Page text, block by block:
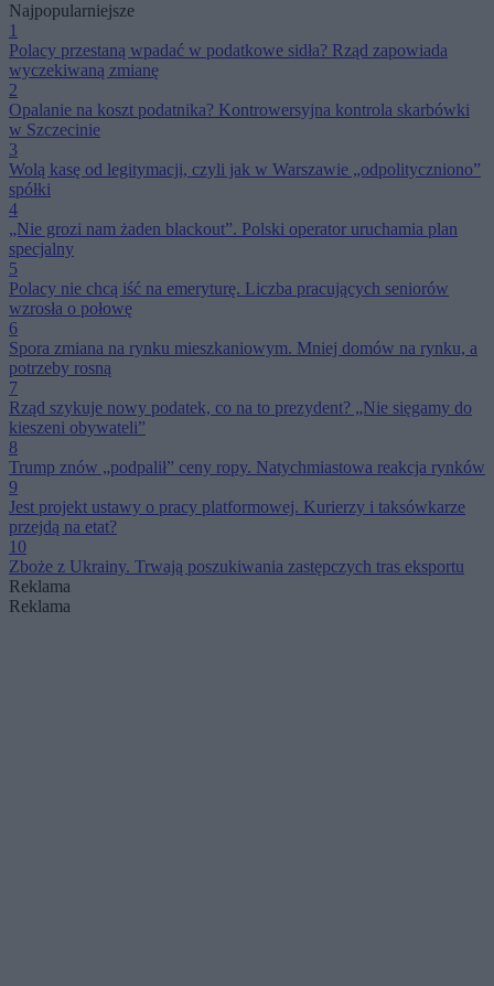
Najpopularniejsze
1
Polacy przestaną wpadać w podatkowe sidła? Rząd zapowiada
wyczekiwaną zmianę
2
Opalanie na koszt podatnika? Kontrowersyjna kontrola skarbówki
w Szczecinie
3
Wolą kasę od legitymacji, czyli jak w Warszawie „odpolityczniono”
spółki
4
„Nie grozi nam żaden blackout”. Polski operator uruchamia plan
specjalny
5
Polacy nie chcą iść na emeryturę. Liczba pracujących seniorów
wzrosła o połowę
6
Spora zmiana na rynku mieszkaniowym. Mniej domów na rynku, a
potrzeby rosną
7
Rząd szykuje nowy podatek, co na to prezydent? „Nie sięgamy do
kieszeni obywateli”
8
Trump znów „podpalił” ceny ropy. Natychmiastowa reakcja rynków
9
Jest projekt ustawy o pracy platformowej. Kurierzy i taksówkarze
przejdą na etat?
10
Zboże z Ukrainy. Trwają poszukiwania zastępczych tras eksportu
Reklama
Reklama